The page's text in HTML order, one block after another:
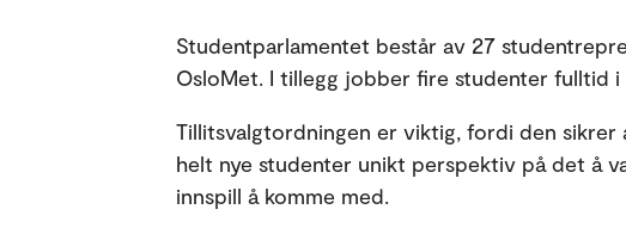
Studentparlamentet består av 27
OsloMet. I tillegg jobber fire studenter fulltid
Tillitsvalgtordningen er viktig, fordi den
helt nye studenter unikt perspektiv på det å
innspill å komme med.